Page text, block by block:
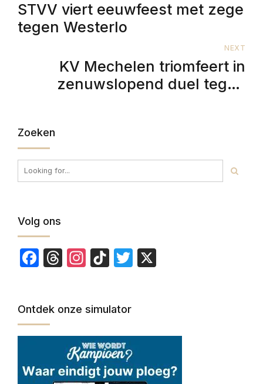
STVV viert eeuwfeest met zege
tegen Westerlo
NEXT
KV Mechelen triomfeert in
zenuwslopend duel tegen
Zoeken
Volg ons
Facebook
Threads
Instagram
TikTokTwitter
Ontdek onze simulator